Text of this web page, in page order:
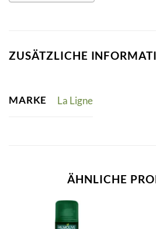
ZUSÄTZLICHE
MARKE La Ligne
ÄHNLICHE